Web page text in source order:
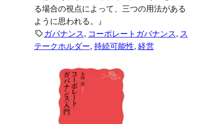
る場合の視点によって、三つの用法がある
ように思われる。』
ガバナンス, コーポレートガバナンス, ス
テークホルダー, 持続可能性, 経営